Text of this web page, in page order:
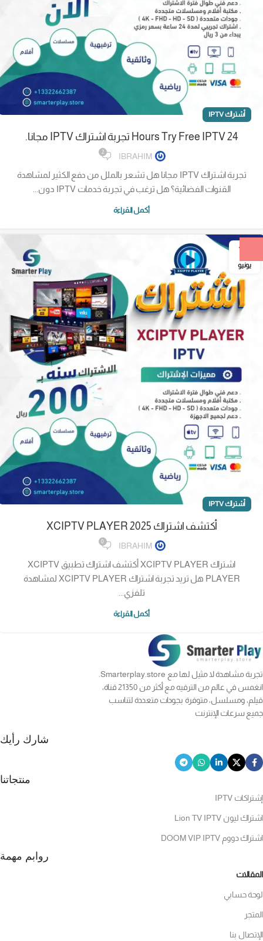
أشتراك IPTV
24 Hours Try Free IPTV تجربة اشتراك IPTV مجانا.
IBRAHIM
2
تجربة اشتراك IPTV مجانا هل تشعر بالملل من دفع الكثير لمشاهدة
القنوات الفضائية؟ هل ترغب في تجربة خدمات IPTV دون...
أكمل القراءة
18
يونيو
أشتراك IPTV
أكتشف اشتراك XCIPTV PLAYER 2025
IBRAHIM
0
اشتراك XCIPTV PLAYER أكتشف اشتراك تطبيق XCIPTV
PLAYER هل تريد تجربة اشتراك XCIPTV PLAYER لمشاهدة
تلفزي...
أكمل القراءة
انغمس في عالم من الترفيه مع أكثر من 21350 قناة،
فيلم، ومسلسل، متوفرة بجودات متعددة لتناسب
جميع سرعات الإنترنت
شارك رأيك
منتجاتنا
إشتراكات IPTV
اشتراك ليون Lion TV IPTV
اشتراك دووم DOOM VIP IPTV
روابم مهمة
المقالات
لوحة حسابي
المتجر
الإتصال بنا